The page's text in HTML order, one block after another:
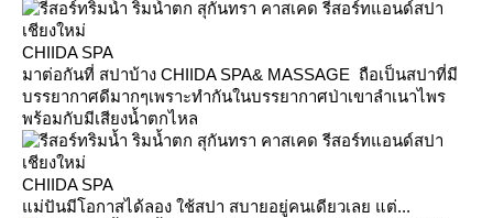
CHIIDA SPA
มาต่อกันที่ สปาบ้าง CHIIDA SPA& MASSAGE ถือเป็นสปาที่มี
บรรยากาศดีมากๆเพราะทำกันในบรรยากาศป่าเขาลำเนาไพร
พร้อมกับมีเสียงน้ำตกไหล
CHIIDA SPA
ม่ปันมีโอกาสได้ลอง ใช้สปา สบายอยู่คนเดียวเลย แต่...